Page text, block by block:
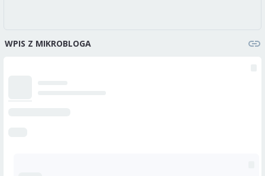
WPIS Z MIKROBLOGA